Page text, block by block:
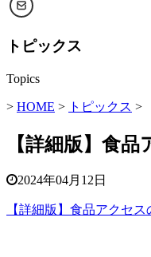
トピックス
Topics
> HOME > トピックス >
【詳細版】食
2024年04月12日
【詳細版】食品アクセ